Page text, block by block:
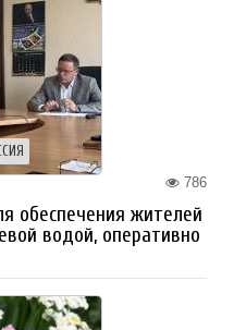
786
обеспечения жителей
водой, оперативно